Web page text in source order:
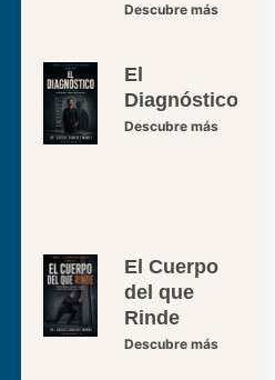
Descubre más
El
Diagnóstico
Descubre más
El Cuerpo
del que
Rinde
Descubre más